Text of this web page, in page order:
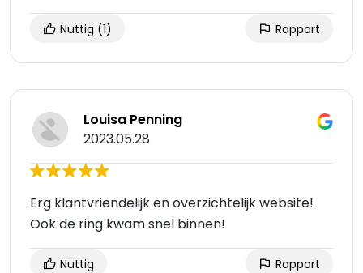
Nuttig (1) Rapport
Louisa Penning
2023.05.28
Erg klantvriendelijk en overzichtelijk website!
Ook de ring kwam snel binnen!
Nuttig Rapport